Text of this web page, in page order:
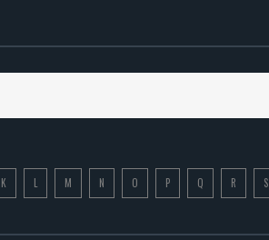
K L M N O P Q R S